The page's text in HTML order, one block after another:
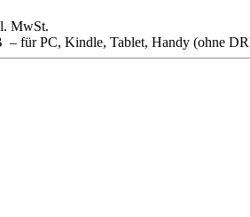
MwSt.
– für PC, Kindle, Tablet, Handy (ohne